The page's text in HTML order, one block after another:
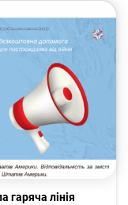
гаряча лінія